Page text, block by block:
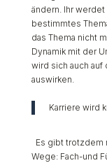
ändern. Ihr
bestimmtes
das Thema nicht
Dynamik mit der
wird sich auch auf
auswirken.
Karriere wird
Es gibt trotzdem
Wege: Fach-und